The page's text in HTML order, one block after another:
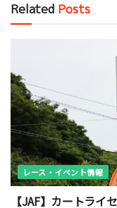
Related Posts
レース・イベント情報
【JAF】カートラ